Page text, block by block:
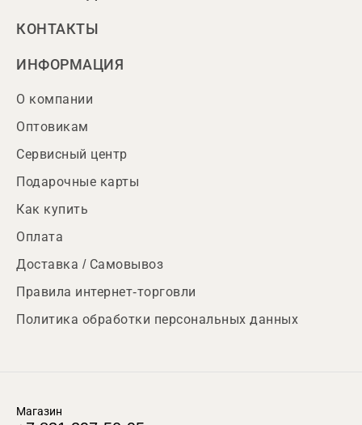
КОНТАКТЫ
ИНФОРМАЦИЯ
О компании
Оптовикам
Сервисный центр
Подарочные карты
Как купить
Оплата
Доставка / Самовывоз
Правила интернет-торговли
Политика обработки персональных данных
Магазин